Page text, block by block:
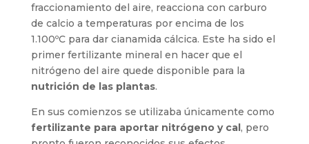
fraccionamiento del aire, reacciona con carburo
de calcio a temperaturas por encima de los
1.100ºC para dar cianamida cálcica. Este ha sido el
primer fertilizante mineral en hacer que el
nitrógeno del aire quede disponible para la
nutrición de las plantas.
En sus comienzos se utilizaba únicamente como
fertilizante para aportar nitrógeno y cal, pero